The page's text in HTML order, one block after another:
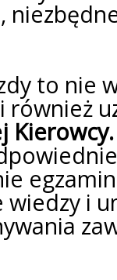
to nie
również
Kierowcy.
i